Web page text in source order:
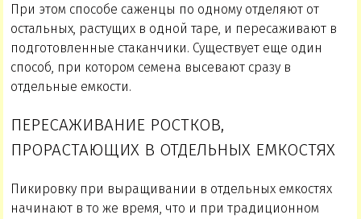
При этом способе саженцы по одному отделяют от
остальных, растущих в одной таре, и пересаживают в
подготовленные стаканчики. Существует еще один
способ, при котором семена высевают сразу в
отдельные емкости.
ПЕРЕСАЖИВАНИЕ РОСТКОВ,
ПРОРАСТАЮЩИХ В ОТДЕЛЬНЫХ ЕМКОСТЯХ
Пикировку при выращивании в отдельных емкостях
начинают в то же время, что и при традиционном